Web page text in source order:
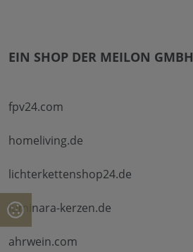
EIN SHOP DER MEILON GMBH
fpv24.com
homeliving.de
lichterkettenshop24.de
luminara-kerzen.de
ahrwein.com